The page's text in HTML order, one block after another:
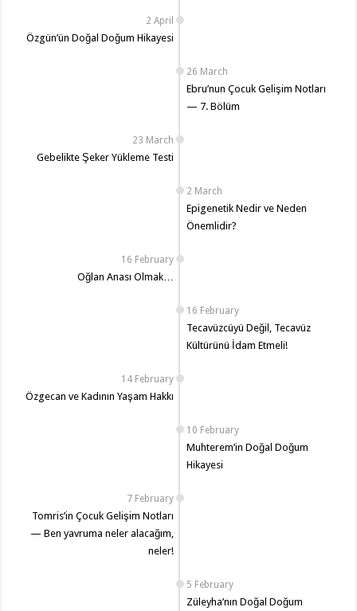
2 April
Özgün’ün Doğal Doğum Hikayesi
26 March
Ebru’nun Çocuk Gelişim Notları
— 7. Bölüm
23 March
Gebelikte Şeker Yükleme Testi
2 March
Epigenetik Nedir ve Neden
Önemlidir?
16 February
Oğlan Anası Olmak…
16 February
Tecavüzcüyü Değil, Tecavüz
Kültürünü İdam Etmeli!
14 February
Özgecan ve Kadının Yaşam Hakkı
10 February
Muhterem’in Doğal Doğum
Hikayesi
7 February
Tomris’in Çocuk Gelişim Notları
— Ben yavruma neler alacağım,
neler!
5 February
Züleyha’nın Doğal Doğum